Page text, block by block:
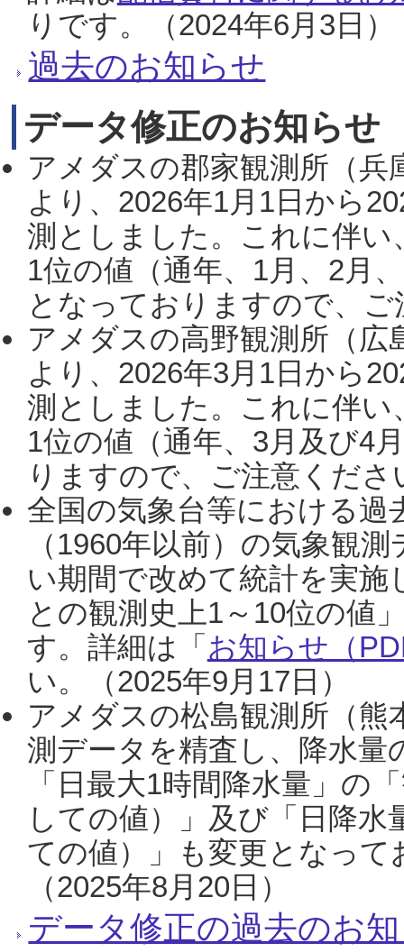
りです。（2024年6月3日）
過去のお知らせ
データ修正のお知らせ
アメダスの郡家観測所（
より、2026年1月1日から
測としました。これに伴い
1位の値（通年、1月、2月
となっておりますので、
アメダスの高野観測所（
より、2026年3月1日から
測としました。これに伴い
1位の値（通年、3月及び4
りますので、ご注意くだ
全国の気象台等における過
（1960年以前）の気象観
い期間で改めて統計を実
との観測史上1～10位の値
す。詳細は「 お知らせ（
い。（2025年9月17日）
アメダスの松島観測所（熊
測データを精査し、降水
「日最大1時間降水量」の
しての値）」及び「日降
ての値）」も変更となっ
（2025年8月20日）
データ修正の過去のお